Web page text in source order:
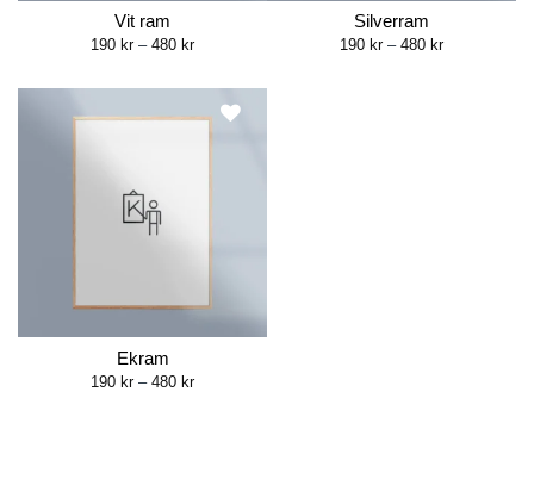
Vit ram
190 kr – 480 krPrice
through
480 kr
Silverram
190 kr – 480 krPrice
Ekram
190 kr – 480 krPrice